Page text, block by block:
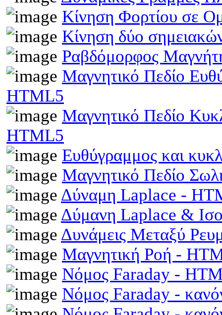
Κίνηση Φορτίου σε
Κίνηση δύο
Ραβδόμορφος
Μαγνητικό Πεδίο
HTML5
Μαγνητικό Πεδίο
HTML5
Ευθύγραμμος και
Μαγνητικό Πεδίο
Δύναμη Laplace -
Δύμανη Laplace &
Δυνάμεις Μεταξύ
Μαγνητική Ροή -
Νόμος Faraday -
Νόμος Faraday -